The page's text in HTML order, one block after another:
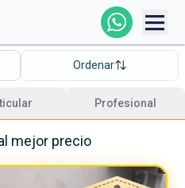
Ordenar
Profesional
mejor precio